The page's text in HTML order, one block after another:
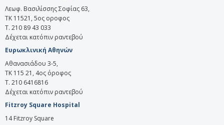
Λεωφ. Βασιλίσσης Σοφίας 63,
ΤΚ 11521, 5ος οροφος
T. 210 89 43 033
Δέχεται κατόπιν ραντεβού
Ευρωκλινική Αθηνών
Αθανασιάδου 3-5,
ΤΚ 115 21, 4ος όροφος
Τ. 210 6416816
Δέχεται κατόπιν ραντεβού
Fitzroy Square Hospital
14 Fitzroy Square